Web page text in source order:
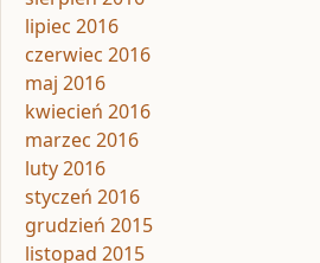
lipiec 2016
czerwiec 2016
maj 2016
kwiecień 2016
marzec 2016
luty 2016
styczeń 2016
grudzień 2015
listopad 2015